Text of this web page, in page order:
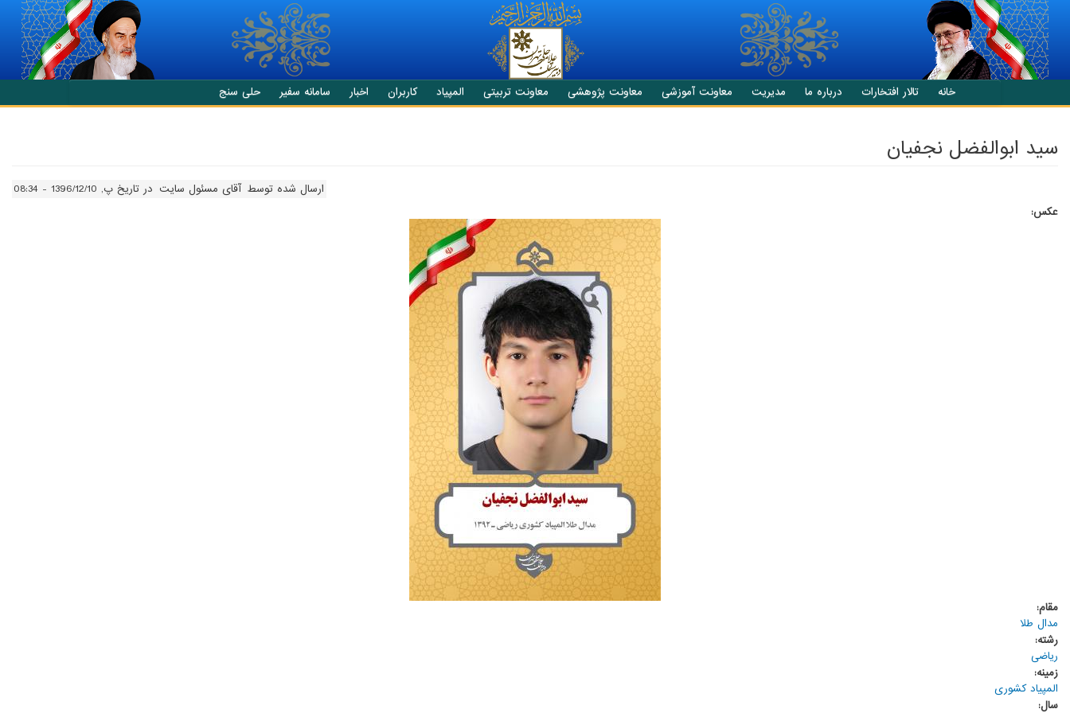
انتقال به محتوای اصلی
خانه تالار افتخارات درباره ما مدیریت معاونت آموزشی معاونت پژوهشی معاونت تربیتی المپیاد کاربران اخبار سامانه سفیر حلی سنج
سيد ابوالفضل نجفيان
ارسال شده توسط آقای مسئول سایت در تاریخ پ, 1396/12/10 - 08:34
عکس:
مقام:
مدال طلا
رشته:
ریاضی
زمینه:
المپیاد کشوری
سال: